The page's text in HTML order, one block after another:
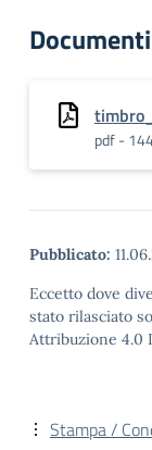
Documenti
pdf -
Pubblicato:
Eccetto dove
stato rilasciato
Attribuzione 4.0
Stampa /